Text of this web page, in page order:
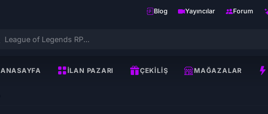
Blog Yayıncılar Forum
ANASAYFA İLAN PAZARI ÇEKILIŞ MAĞAZALAR